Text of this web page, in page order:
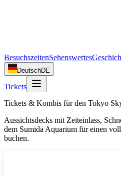
BesuchszeitenSehenswertes
DeutschDE
Tickets
Tickets & Kombis für den Tokyo
Aussichtsdecks mit Zeiteinlass,
dem Sumida Aquarium für einen
buchen.